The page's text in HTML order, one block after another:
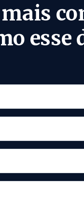
mais
esse